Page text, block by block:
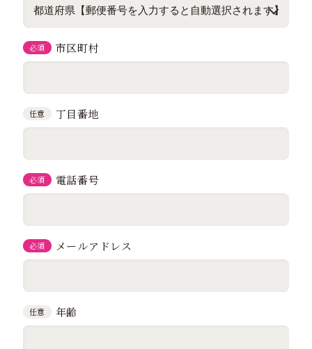
必須 市区町村
任意 丁目番地
必須 電話番号
必須 メールアドレス
任意 年齢